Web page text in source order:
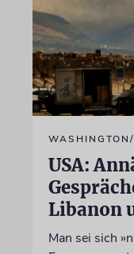
WASHINGTON/
USA:
Libanon
Man sei sich